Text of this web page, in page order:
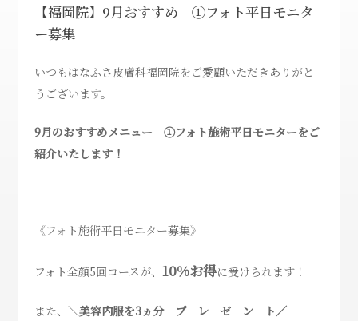
【福岡院】9月おすすめ ①フォト平日モニタ
ー募集
いつもはなふさ皮膚科福岡院をご愛顧いただきありがと
うございます。
9月のおすすめメニュー ①フォト施術平日モニターをご
紹介いたします！
《フォト施術平日モニター募集》
フォト全顔5回コースが、10%お得に受けられます！
また、＼美容内服を3ヵ分 プ レ ゼ ン ト／